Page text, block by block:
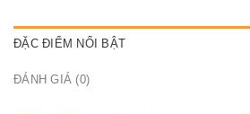
ĐẶC ĐIỂM NỔI BẬT
ĐÁNH GIÁ (0)